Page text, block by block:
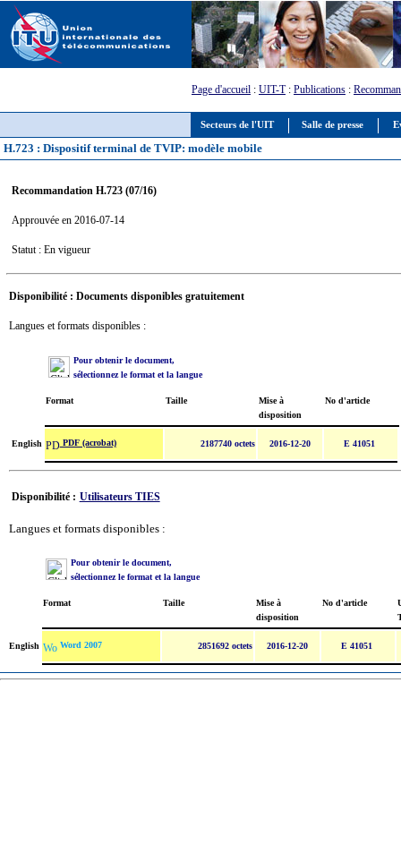
Secteurs de l'UIT Salle de presse
Page d'accueil : UIT-T: Publications :
H.723 : Dispositif terminal de TVIP: modèle mobile
Recommandation H.723 (07/16)
Approuvée en 2016-07-14
Statut : En vigueur
Disponibilité : Documents disponibles gratuitement
Langues et formats disponibles :
Pour obtenir le document,
sélectionnez le format et la langue
Format Taille
Mise à
disposition
No d'article
English PDF (acrobat) 2187740 octets 2016-12-20 E 41051
Disponibilité : Utilisateurs TIES
Langues et formats disponibles :
Pour obtenir le document,
sélectionnez le format et la langue
Format Taille
Mise à
disposition
No d'article
English Word 2007 2851692 octets 2016-12-20 E 41051